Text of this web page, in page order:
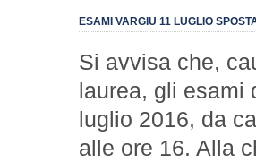
ESAMI VARGIU 11 LUGLIO
Si avvisa che,
laurea, gli esami
luglio 2016, da
alle ore 16. Alla